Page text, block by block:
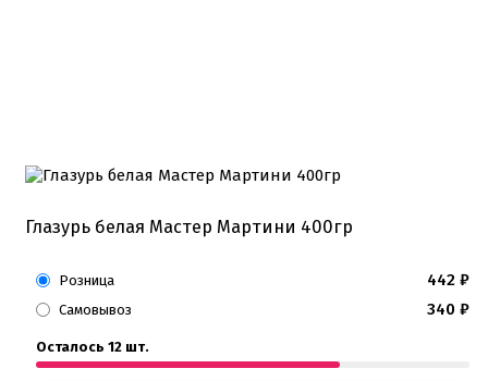
Глазурь белая Мастер Мартини 400гр
Розница 442 ₽
Самовывоз 340 ₽
Осталось 12 шт.